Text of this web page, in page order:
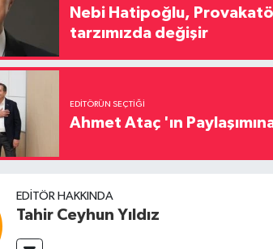
Nebi Hatipoğlu,
tarzımızda değişir
EDITÖRÜN SEÇTIĞI
Ahmet Ataç 'ın
EDITÖR HAKKINDA
Tahir Ceyhun Yıldız